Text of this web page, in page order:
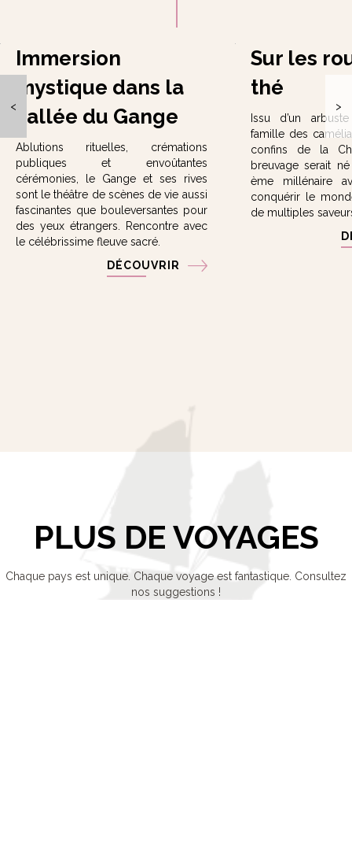
Immersion
mystique dans la
vallée du Gange
Ablutions rituelles, crémations
publiques et envoûtantes
cérémonies, le Gange et ses rives
sont le théâtre de scènes de vie aussi
fascinantes que bouleversantes pour
des yeux étrangers. Rencontre avec
le célébrissime fleuve sacré.
DÉCOUVRIR
Sur les
thé
Issu d’un
famille des
confins de la
breuvage serait
ème millénaire
conquérir le
de multiples
< >
PLUS DE VOYAGES
Chaque pays est unique. Chaque voyage est fantastique. Consultez
nos suggestions !